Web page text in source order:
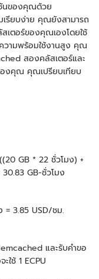
นของคุณด้วย
เรียบง่าย คุณยังสามารถ
สเตอร์ของคุณเองโดยใช้
วามพร้อมใช้งานสูง คุณ
สองคลัสเตอร์และ
องคุณ คุณเปรียบเทียบ
GB * 22 ชั่วโมง) +
GB-ชั่วโมง
= 3.85 USD/ชม.
และรับคําขอ
ใช้ 1 ECPU